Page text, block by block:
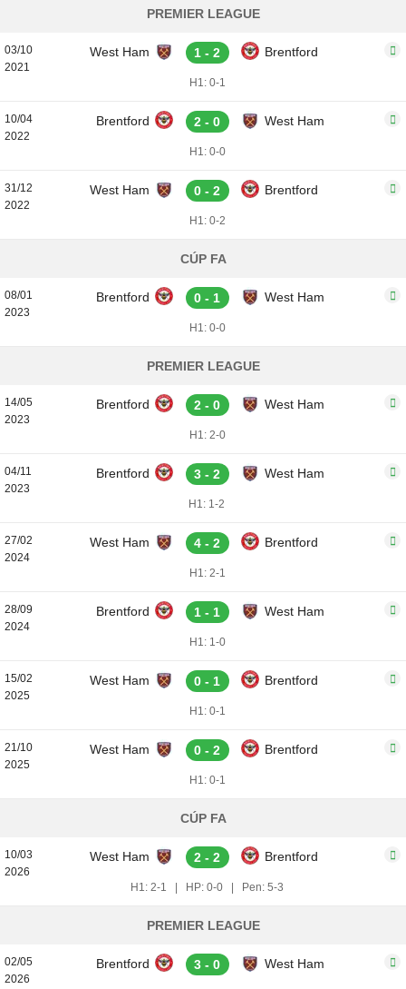
PREMIER LEAGUE
03/10
2021
West Ham 1 - 2 Brentford
H1: 0-1
10/04
2022
Brentford 2 - 0 West Ham
H1: 0-0
31/12
2022
West Ham 0 - 2 Brentford
H1: 0-2
CÚP FA
08/01
2023
Brentford 0 - 1 West Ham
H1: 0-0
PREMIER LEAGUE
14/05
2023
Brentford 2 - 0 West Ham
H1: 2-0
04/11
2023
Brentford 3 - 2 West Ham
H1: 1-2
27/02
2024
West Ham 4 - 2 Brentford
H1: 2-1
28/09
2024
Brentford 1 - 1 West Ham
H1: 1-0
15/02
2025
West Ham 0 - 1 Brentford
H1: 0-1
21/10
2025
West Ham 0 - 2 Brentford
H1: 0-1
CÚP FA
10/03
2026
West Ham 2 - 2 Brentford
H1: 2-1 HP: 0-0 Pen: 5-3
PREMIER LEAGUE
02/05
2026
Brentford 3 - 0 West Ham